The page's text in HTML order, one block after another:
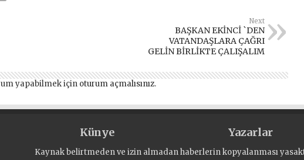
Next
BAŞKAN EKİNCİ `DEN
VATANDAŞLARA ÇAĞRI
GELİN BİRLİKTE ÇALIŞALIM
yapabilmek için oturum açmalısınız.
Künye Yazarlar
Kaynak belirtmeden ve izin almadan haberlerin kopyalanması